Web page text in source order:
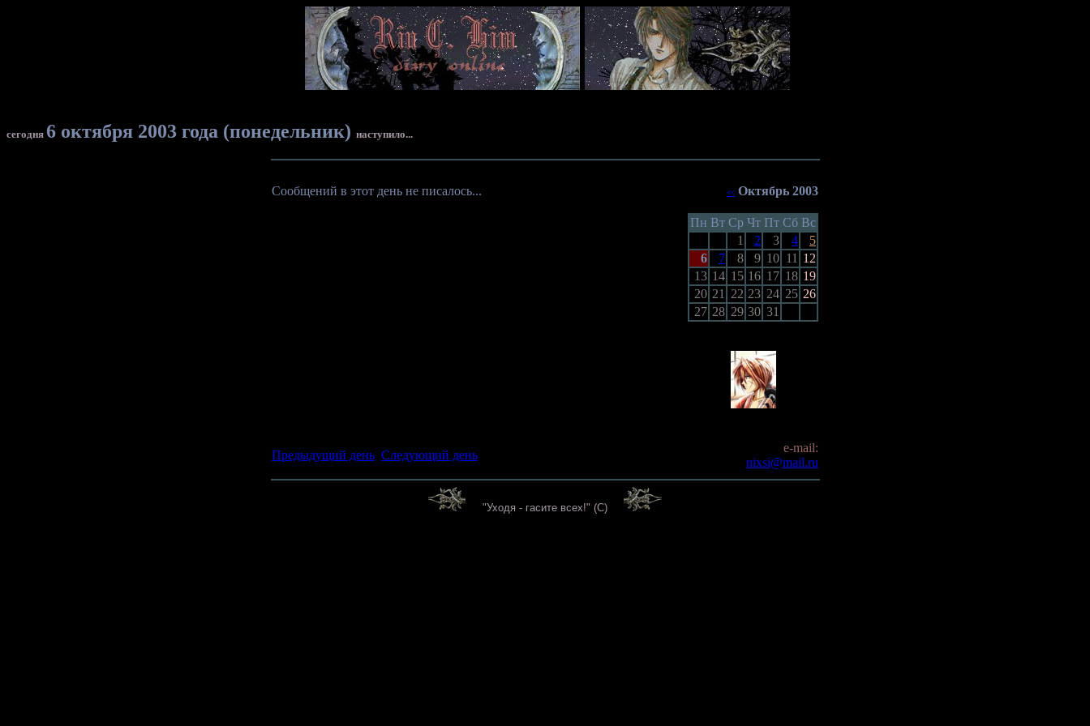
сегодня 6 октября 2003 года (понедельник) наступило...
Сообщений в этот день не писалось... << Октябрь 2003
Пн Вт Ср Чт Пт Сб Вс
1
2 3 4
5
6
7 8 9 10 11 12
13 14 15 16 17 18 19
20 21 22 23 24 25 26
27 28 29 30 31
Предыдущий день Следующий день
e-mail:
nixsi@mail.ru
"Уходя - гасите всех!" (C)